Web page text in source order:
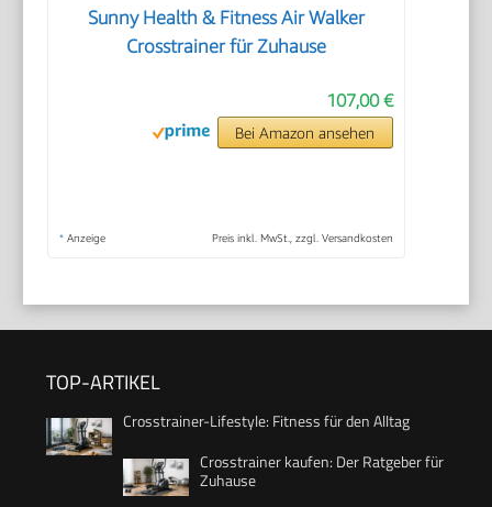
Sunny Health & Fitness Air Walker
Crosstrainer für Zuhause
107,00 €
Bei Amazon ansehen
* Anzeige Preis inkl. MwSt., zzgl. Versandkosten
TOP-ARTIKEL
Crosstrainer-Lifestyle: Fitness für den Alltag
Crosstrainer kaufen: Der Ratgeber für
Zuhause